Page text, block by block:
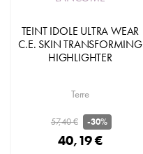
TEINT IDOLE ULTRA WEAR
C.E. SKIN TRANSFORMING
HIGHLIGHTER
Terre
57,40 € -30%
40,19 €